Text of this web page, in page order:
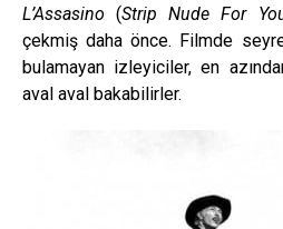
L’Assasino (Strip Nude For
çekmiş daha önce. Filmde
bulamayan izleyiciler, en
aval aval bakabilirler.